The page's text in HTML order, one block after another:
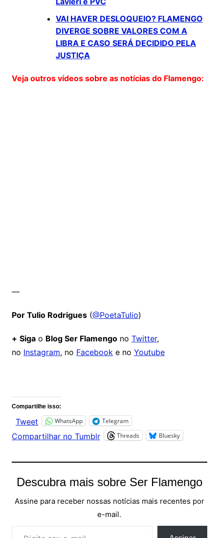
VAI HAVER DESLOQUEIO? FLAMENGO
DIVERGE SOBRE VALORES COM A
LIBRA E CASO SERÁ DECIDIDO PELA
JUSTIÇA
Veja outros vídeos sobre as notícias do Flamengo:
—
Por Tulio Rodrigues(@PoetaTulio)
+ Sigao Blog Ser Flamengono Twitter,
no Instagram, no Facebooke no Youtube
Compartilhe isso:
Tweet WhatsApp Telegram
Compartilhar no Tumblr Threads Bluesky
Descubra mais sobre Ser Flamengo
Assine para receber nossas notícias mais recentes por
e-mail.